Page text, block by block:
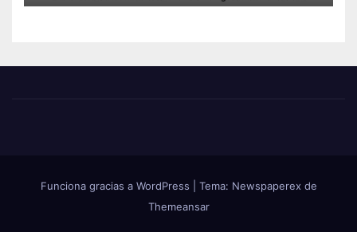
Funciona gracias a WordPress
Tema: Newspaperex de
Themeansar